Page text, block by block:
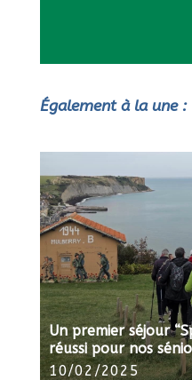
Également à la une :
Un premier séjour
réussi pour nos
10/02/2025